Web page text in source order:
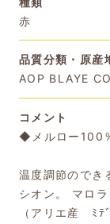
赤
品質分類・原産
AOP BLAYE
コメント
◆メルロー100
温度調節のでき
シオン。 マロ
（アリエ産 ﾐﾃ